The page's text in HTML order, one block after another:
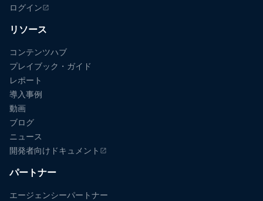
ログイン
（新しいタブで開きます）
リソース
コンテンツハブ
プレイブック・ガイド
レポート
導入事例
動画
ブログ
ニュース
開発者向けドキュメント
（新しいタブで開きます）
パートナー
エージェンシーパートナー